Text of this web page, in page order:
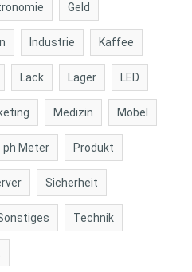
Geld
Industrie Kaffee
Lack Lager LED
Medizin Möbel
ph Meter Produkt
Sicherheit
Technik